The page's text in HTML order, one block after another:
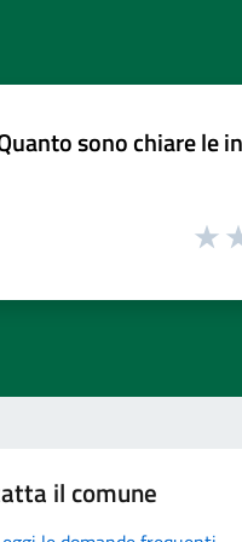
sono chiare le
il comune